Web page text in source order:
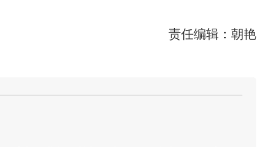
责任编辑：朝艳